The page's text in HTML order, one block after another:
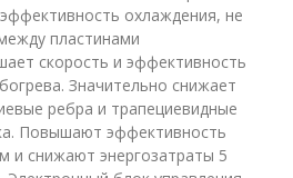
охлаждения, не
пластинами
скорость и эффективность
Значительно снижает
ребра и трапециевидные
Повышают эффективность
и снижают энергозатраты 5